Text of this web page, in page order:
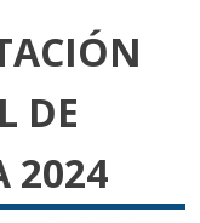
DE
2024